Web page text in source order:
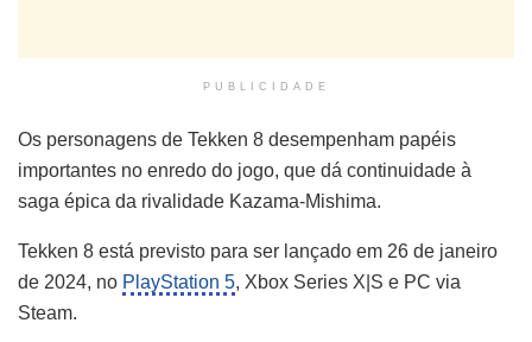
PUBLICIDADE
Os personagens de Tekken 8 desempenham papéis
importantes no enredo do jogo, que dá continuidade à
saga épica da rivalidade Kazama-Mishima.
Tekken 8 está previsto para ser lançado em 26 de janeiro
de 2024, no PlayStation 5, Xbox Series X|S e PC via
Steam.